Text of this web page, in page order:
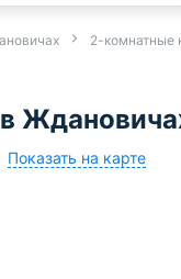
2-комнатные
Показать на карте